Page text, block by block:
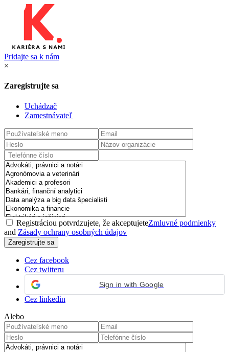
Pridajte sa k nám
×
Zaregistrujte sa
Uchádzač
Zamestnávateľ
Registráciou potvrdzujete, že akceptujeteZmluvné podmienky
and Zásady ochrany osobných údajov
Cez facebook
Cez twitteru
Sign in with Google
Cez linkedin
Alebo